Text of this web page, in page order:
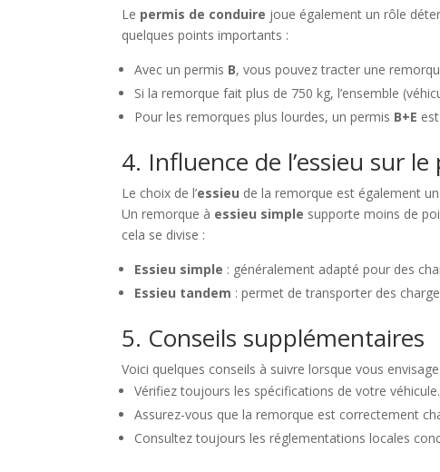
Le permis de conduire joue également un rôle
quelques points importants :
Avec un permis B, vous pouvez tracter une
Si la remorque fait plus de 750 kg, l’ensemble
Pour les remorques plus lourdes, un permis B+E
4. Influence de l’essieu sur le
Le choix de l’essieu de la remorque est également
Un remorque à essieu simple supporte moins de
cela se divise :
Essieu simple : généralement adapté pour des
Essieu tandem : permet de transporter des
5. Conseils supplémentaires
Voici quelques conseils à suivre lorsque vous
Vérifiez toujours les spécifications de votre véhicule.
Assurez-vous que la remorque est correctement
Consultez toujours les réglementations locales